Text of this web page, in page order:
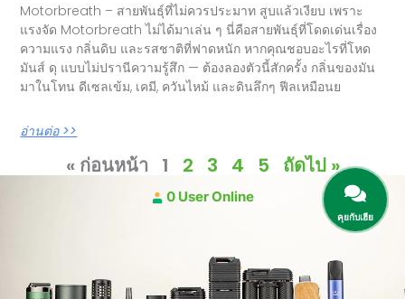
Motorbreath – สายพันธุ์ที่ไม่ควรประมาท สูบแล้วเงียบ เพราะ
แรงจัด Motorbreath ไม่ได้มาเล่น ๆ นี่คือสายพันธุ์ที่โดดเด่นเรื่อง
ความแรง กลิ่นดิบ และรสชาติที่ฟาดหนัก หากคุณชอบอะไรที่โหด
มันส์ ดุ แบบไม่ปรานีความรู้สึก — ต้องลองตัวนี้สักครั้ง กลิ่นของมัน
มาในโทน ดีเซลเข้ม, เคมี, ควันไหม้ และดินลึกๆ ฟีลเหมือนย
อ่านต่อ >>
« ก่อนหน้า 1 2 3 4 5 ถัดไป »
0 User Online